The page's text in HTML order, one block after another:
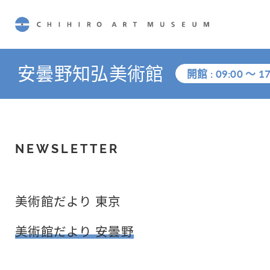
安曇野知弘美術館 開館 : 09:00 ～
NEWSLETTER
美術館だより 東京
美術館だより 安曇野